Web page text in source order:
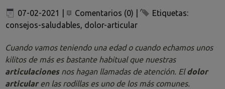
07-02-2021 Comentarios (0)
Etiquetas:
consejos-saludables, dolor-articular
Cuando vamos teniendo una edad o cuando echamos unos
kilitos de más es bastante habitual que nuestras
articulaciones nos hagan llamadas de atención. Eldolor
articularen las rodillas es uno de los más comunes.